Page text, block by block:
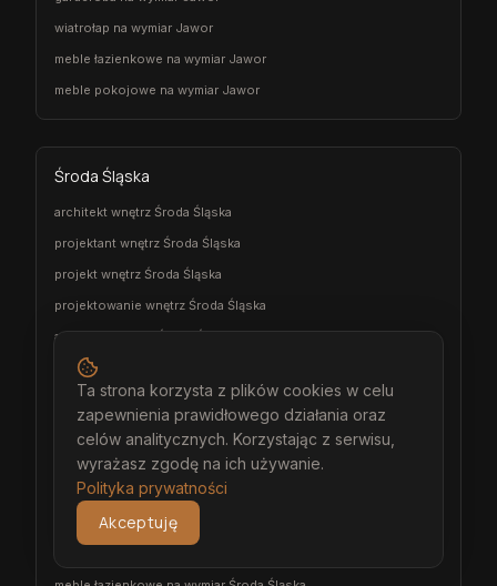
wiatrołap na wymiar Jawor
meble łazienkowe na wymiar Jawor
meble pokojowe na wymiar Jawor
Środa Śląska
architekt wnętrz Środa Śląska
projektant wnętrz Środa Śląska
projekt wnętrz Środa Śląska
projektowanie wnętrz Środa Śląska
aranżacja wnętrz Środa Śląska
wizualizacja wnętrz Środa Śląska
meble na wymiar Środa Śląska
stolarz Środa Śląska
kuchnia na wymiar Środa Śląska
szafa na wymiar Środa Śląska
garderoba na wymiar Środa Śląska
Ta strona korzysta z plików cookies w celu
zapewnienia prawidłowego działania oraz
celów analitycznych. Korzystając z serwisu,
wyrażasz zgodę na ich używanie.
Polityka prywatności
Akceptuję